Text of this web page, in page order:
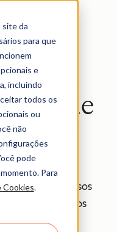
site da
para que
e
incluindo
todos os
ou
não
pode
Para
Cookies.
de
utiliza diversos
marca, produtos
dos mais